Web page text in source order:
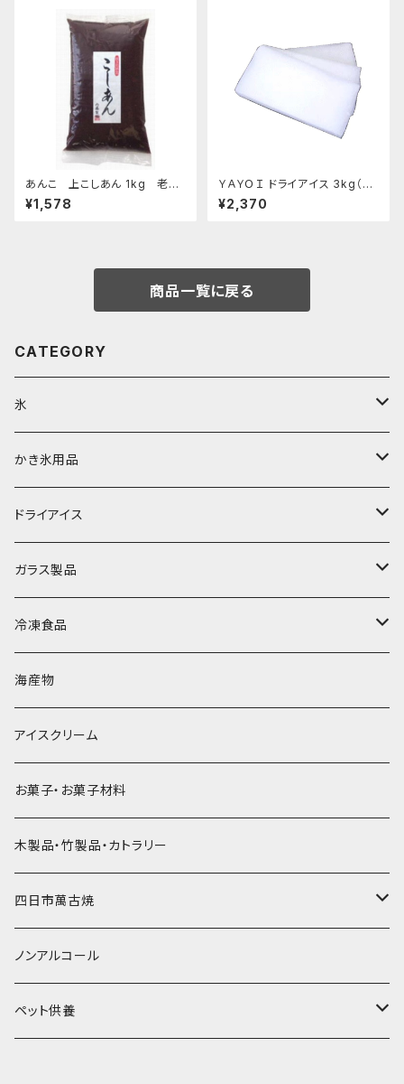
あんこ 上こしあん 1kg 老舗
あんこ屋のこだわり餡
¥1,578
ＹＡＹＯＩ ドライアイス 3kg（出
荷時4kg弱） おすすめ
¥2,370
商品一覧に戻る
CATEGORY
氷
富士天然水の氷
丸氷
直径70mm
直径65mm
角氷
砕氷
氷河の氷
氷アイテム
かき氷用品
かき氷シロップ
無果汁1.8Lパック
無果汁1Lパック
無添加瓶シロップ
かき氷機・かき氷器
かき氷カップ
発泡スチロール無地-使い捨て
発泡スチロールプリント柄
かき氷スプーン・スプーンストロー
プラスチック・スプーン
プラスチック・スプーンストロー
コンデンスミルク・練乳・あんこ
かき氷セット
その他かき氷用品
ドライアイス
ドライアイス3ｋｇ
ドライアイス4ｋｇ
ドライアイス5ｋｇ
ドライアイス8ｋｇ
ドライアイス10ｋｇ
ドライアイス15ｋｇ
ドライアイス20ｋｇ
ドライアイス25ｋｇ
ガラス製品
オンザロック・グラス
ビール・グラス
タンブラー
かき氷器
冷凍食品
肉まん・あんまん
パスタ・スパゲッティ
惣菜
海産物
アイスクリーム
お菓子・お菓子材料
木製品・竹製品・カトラリー
四日市萬古焼
土鍋・土釜
一般土鍋
皿・椀・丼・小物
ノンアルコール
ペット供養